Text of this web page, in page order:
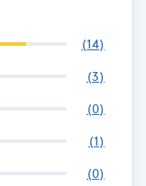
(14)
(3)
(0)
(1)
(0)